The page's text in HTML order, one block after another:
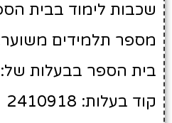
שכבות לימוד בבית
מספר תלמידים משוער: 99
בית הספר בבעלות של:
קוד בעלות: 2410918